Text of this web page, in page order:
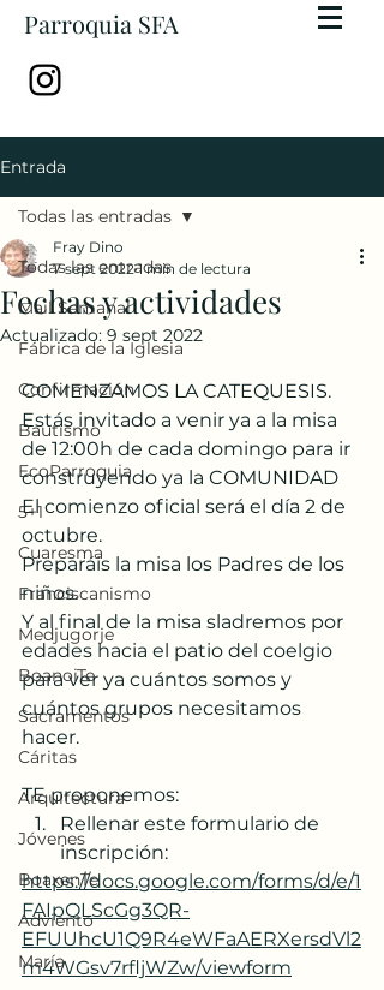
Parroquia SFA
Entrada
Todas las entradas
Mail Semanal
Fábrica de la Iglesia
Confirmación
Bautismo
EcoParroquia
5+1
Cuaresma
Franciscanismo
Medjugorje
BoanoiTe
Sacramentos
Cáritas
Arquitectura
Jóvenes
BoaxenTe
Adviento
María
Todas las entradas
Fechas y actividades
Fray Dino
7 sept 2022 1 min de lectura
Actualizado: 9 sept 2022
COMENZAMOS LA CATEQUESIS.
Estás invitado a venir ya a la misa
de 12:00h de cada domingo para ir
construyendo ya la COMUNIDAD
El comienzo oficial será el día 2 de
octubre.
Preparáis la misa los Padres de los
niños.
Y al final de la misa sladremos por
edades hacia el patio del coelgio
para ver ya cuántos somos y
cuántos grupos necesitamos
hacer.
TE proponemos:
Rellenar este formulario de
inscripción:
https://docs.google.com/forms/d/e/1
FAIpQLScGg3QR-
EFUUhcU1Q9R4eWFaAERXersdVl2
m4WGsv7rfljWZw/viewform